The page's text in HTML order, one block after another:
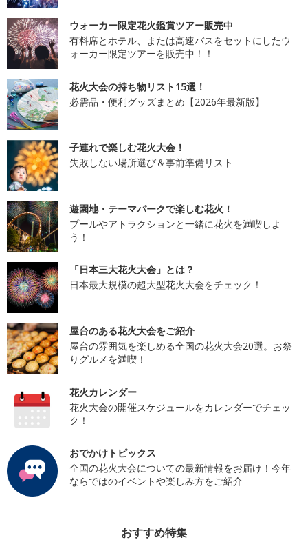
ウォーカー限定花火鑑賞ツアー販売中
有料席とホテル、または高速バスをセットにしたウ
ォーカー限定ツアーを販売中！！
花火大会の持ち物リスト15選！
必需品・便利グッズまとめ【2026年最新版】
子連れで楽しむ花火大会！
失敗しない場所選び＆事前準備リスト
遊園地・テーマパークで楽しむ花火！
プールやアトラクションと一緒に花火を満喫しよ
う！
「日本三大花火大会」とは？
日本最大規模の超大型花火大会をチェック！
屋台のある花火大会をご紹介
屋台の雰囲気を楽しめる全国の花火大会20選。お祭
りグルメを満喫！
花火カレンダー
花火大会の開催スケジュールをカレンダーでチェッ
ク！
おでかけトピックス
全国の花火大会についての最新情報をお届け！今年
ならではのイベントや楽しみ方をご紹介
おすすめ特集